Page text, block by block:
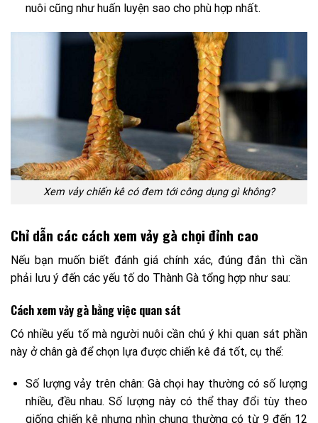
nuôi cũng như huấn luyện sao cho phù hợp nhất.
Xem vảy chiến kê có đem tới công dụng gì không?
Chỉ dẫn các cách xem vảy gà chọi đỉnh cao
Nếu bạn muốn biết đánh giá chính xác, đúng đắn thì cần
phải lưu ý đến các yếu tố do Thành Gà tổng hợp như sau:
Cách xem vảy gà bằng việc quan sát
Có nhiều yếu tố mà người nuôi cần chú ý khi quan sát phần
này ở chân gà để chọn lựa được chiến kê đá tốt, cụ thể:
Số lượng vảy trên chân: Gà chọi hay thường có số lượng
nhiều, đều nhau. Số lượng này có thể thay đổi tùy theo
giống chiến kê nhưng nhìn chung thường có từ 9 đến 12